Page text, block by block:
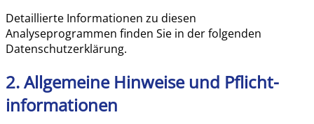
Detaillierte Informationen zu diesen
Analyseprogrammen finden Sie in der folgenden
Datenschutzerklärung.
2. Allgemeine Hinweise und Pflicht­
informationen